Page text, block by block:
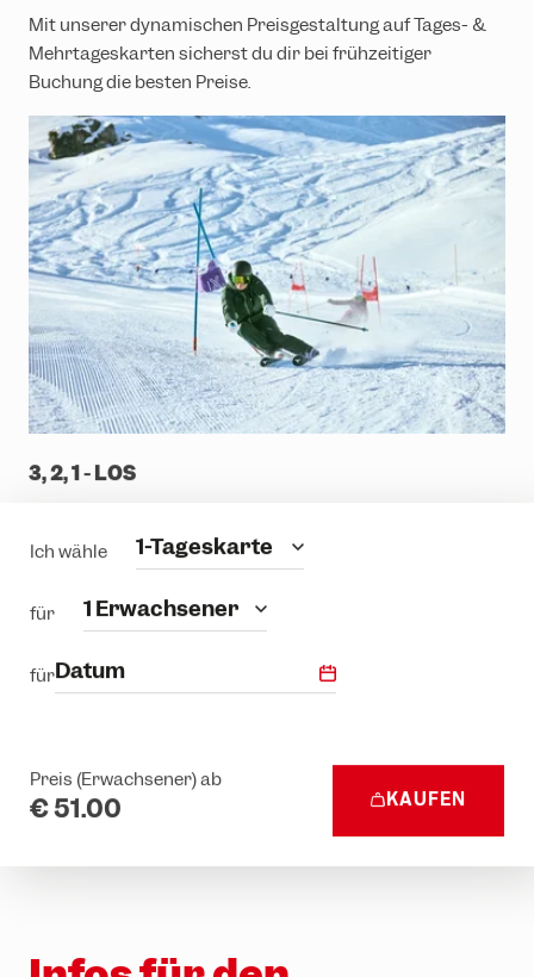
Mit unserer dynamischen Preisgestaltung auf Tages- &
Mehrtageskarten sicherst du dir bei frühzeitiger
Buchung die besten Preise.
3, 2, 1 - LOS
Ich wähle Kategorie
1-Tageskarte
für Personen
1 Erwachsener
fürDatum
Preis (Erwachsener) ab
€ 51.00 KAUFEN